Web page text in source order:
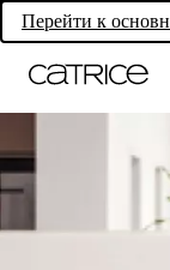
Перейти к